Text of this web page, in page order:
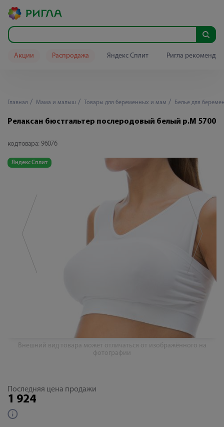
Акции Распродажа Яндекс Сплит Ригла
Главная Мама и малыш Товары для беременных и мам Белье для
Релаксан бюстгальтер послеродовый белый р.M 5700
код товара: 96076
Яндекс Сплит
Внешний вид товара может отличаться от изображённого на
фотографии
Последняя цена продажи
1 924